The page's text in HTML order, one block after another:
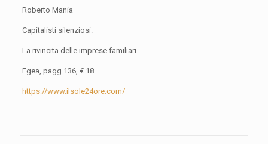
Roberto Mania
Capitalisti silenziosi.
La rivincita delle imprese familiari
Egea, pagg.136, € 18
https://www.ilsole24ore.com/